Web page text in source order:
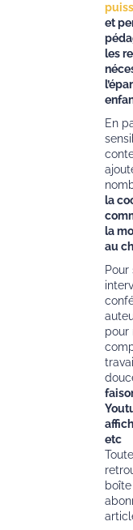
et
les
En
la
la
au
Pour
pour
etc